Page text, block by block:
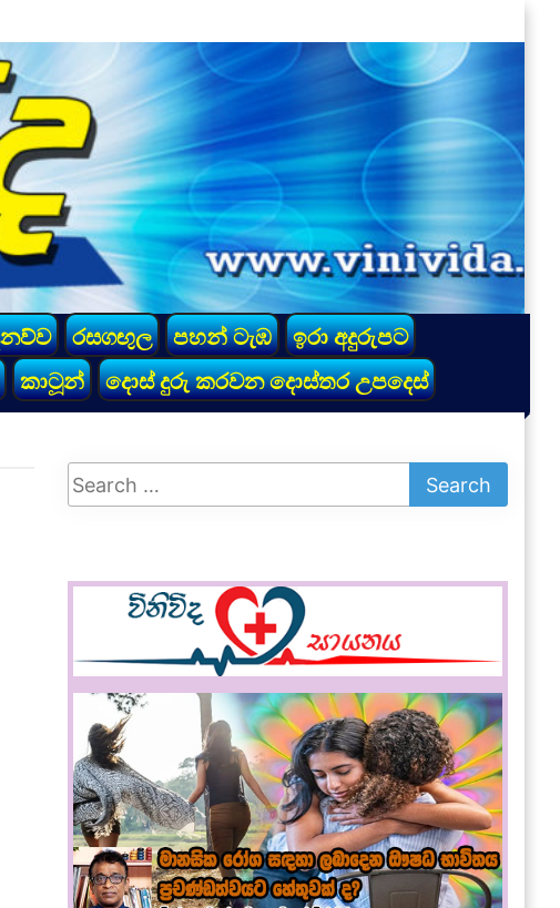
රසගඟුල පහන් ටැඹ
ඉරා අදුරුපට
කාටූන් දොස් දුරු කරවන දොස්තර උපදෙස්